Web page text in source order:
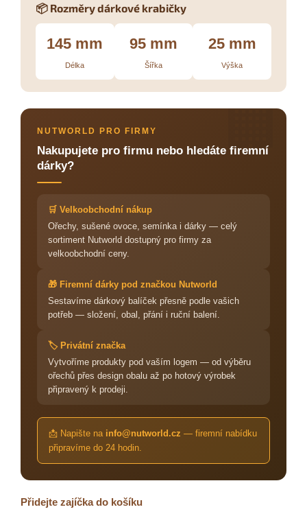
📦 Rozměry dárkové krabičky
145 mm
Délka
95 mm
Šířka
25 mm
Výška
🏢
NUTWORLD PRO FIRMY
Nakupujete pro firmu nebo hledáte firemní
dárky?
🛒 Velkoobchodní nákup
Ořechy, sušené ovoce, semínka i dárky — celý
sortiment Nutworld dostupný pro firmy za
velkoobchodní ceny.
🎁 Firemní dárky pod značkou Nutworld
Sestavíme dárkový balíček přesně podle vašich
potřeb — složení, obal, přání i ruční balení.
🏷️ Privátní značka
Vytvoříme produkty pod vaším logem — od výběru
ořechů přes design obalu až po hotový výrobek
připravený k prodeji.
📩 Napište na info@nutworld.cz — firemní nabídku
připravíme do 24 hodin.
Přidejte zajíčka do košíku